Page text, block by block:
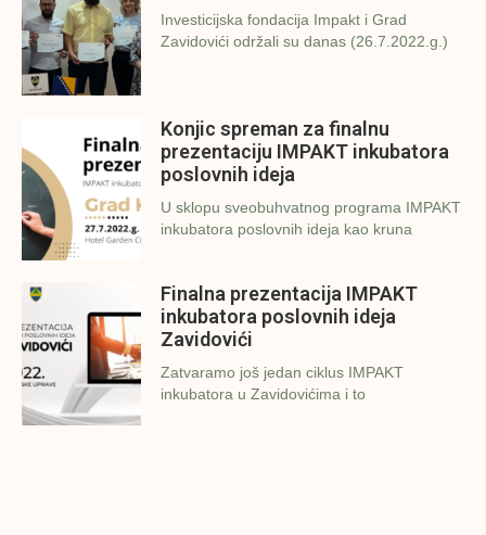
Investicijska fondacija Impakt i Grad
Zavidovići održali su danas (26.7.2022.g.)
Konjic spreman za finalnu
prezentaciju IMPAKT inkubatora
poslovnih ideja
U sklopu sveobuhvatnog programa IMPAKT
inkubatora poslovnih ideja kao kruna
Finalna prezentacija IMPAKT
inkubatora poslovnih ideja
Zavidovići
Zatvaramo još jedan ciklus IMPAKT
inkubatora u Zavidovićima i to